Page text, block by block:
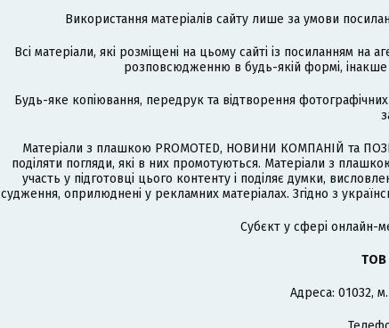
Використання матеріалів сайту лише за умови
Всі матеріали, які розміщені на цьому сайті із посиланням на
розповсюдженню в будь-якій формі, інакше
Будь-яке копіювання, передрук та відтворення
Матеріали з плашкою PROMOTED, НОВИНИ КОМПАНІЙ та
поділяти погляди, які в них промотуються. Матеріали з
участь у підготовці цього контенту і поділяє думки,
судження, оприлюднені у рекламних матеріалах. Згідно з
Cубєкт у сфері онлайн-
ТОВ
Адреса: 01032,